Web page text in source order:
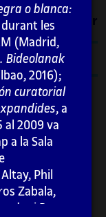
Imprimir
o blanca:
durant les
(Madrid,
Bideolanak
2016);
curatorial
, a
al 2009 va
a la Sala
Phil
Zabala,
i Peter